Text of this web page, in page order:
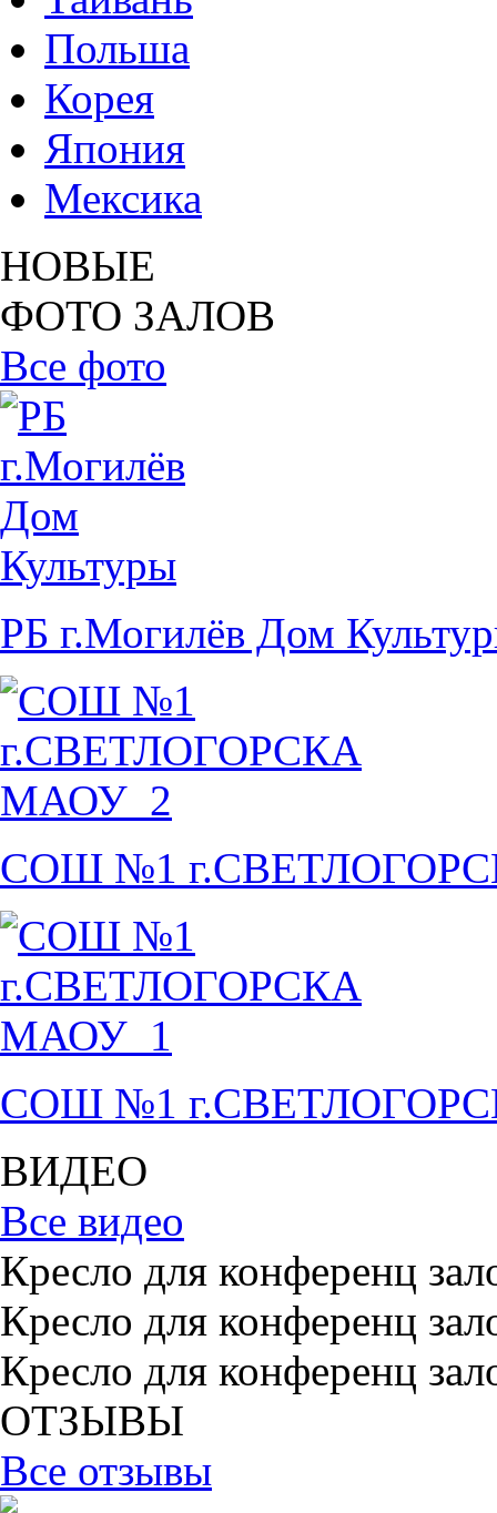
Польша
Корея
Япония
Мексика
НОВЫЕ
ФОТО ЗАЛОВ
Все фото
РБ г.Могилёв Дом
СОШ №1
СОШ №1
ВИДЕО
Все видео
Кресло для конференц
Кресло для конференц
Кресло для конференц
ОТЗЫВЫ
Все отзывы